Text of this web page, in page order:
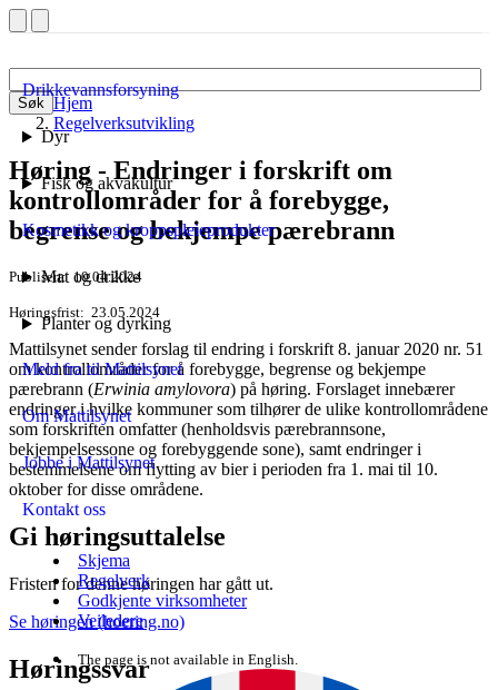
Søk
Drikkevannsforsyning
Dyr
Fisk og akvakultur
Kosmetikk og kroppspleieprodukter
Mat og drikke
Planter og dyrking
Meld fra til Mattilsynet
Om Mattilsynet
Jobbe i Mattilsynet
Kontakt oss
Skjema
Regelverk
Godkjente virksomheter
Veiledere
The page is not available in English.
Hjem
Regelverksutvikling
Høring - Endringer i forskrift om
kontrollområder for å forebygge,
begrense og bekjempe pærebrann
Publisert 10.04.2024
Høringsfrist 23.05.2024
Mattilsynet sender forslag til endring i forskrift 8. januar 2020 nr. 51
om kontrollområder for å forebygge, begrense og bekjempe
pærebrann (Erwinia amylovora) på høring. Forslaget innebærer
endringer i hvilke kommuner som tilhører de ulike kontrollområdene
som forskriften omfatter (henholdsvis pærebrannsone,
bekjempelsessone og forebyggende sone), samt endringer i
bestemmelsene om flytting av bier i perioden fra 1. mai til 10.
oktober for disse områdene.
Gi høringsuttalelse
Fristen for denne høringen har gått ut.
Se høringen (hoering.no)
Høringssvar